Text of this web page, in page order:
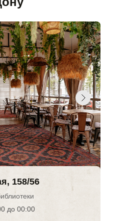
158/56
до 00:00